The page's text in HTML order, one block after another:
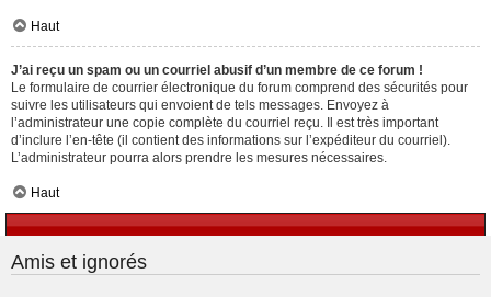
Haut
J’ai reçu un spam ou un courriel abusif d’un membre de ce forum !
Le formulaire de courrier électronique du forum comprend des sécurités pour
suivre les utilisateurs qui envoient de tels messages. Envoyez à
l’administrateur une copie complète du courriel reçu. Il est très important
d’inclure l’en-tête (il contient des informations sur l’expéditeur du courriel).
L’administrateur pourra alors prendre les mesures nécessaires.
Haut
Amis et ignorés